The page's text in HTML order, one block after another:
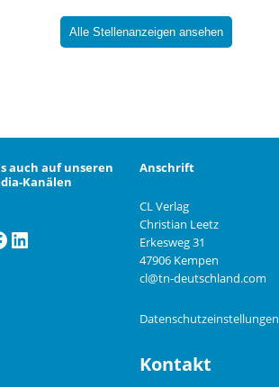
Alle Stellenanzeigen ansehen
auch auf unseren
Kanälen
LinkedIn
Anschrift
CL Verlag
Christian Leetz
Erkesweg 31
47906 Kempen
cl@tn-deutschland.com
Datenschutzeinstellungen
Kontakt